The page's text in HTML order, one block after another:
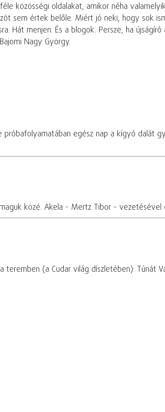
közösségi oldalakat, amikor néha
sem értek belőle. Miért jó neki, hogy sok
Hát menjen. És a blogok. Persze, ha
Nagy György.
egész nap a kígyó dalát
közé. Akela - Mertz Tibor - vezetésével
(a Cudar világ díszletében): Túnát